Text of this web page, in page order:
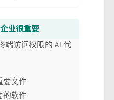
业很重要
端访问权限的 AI 代
要文件
的软件